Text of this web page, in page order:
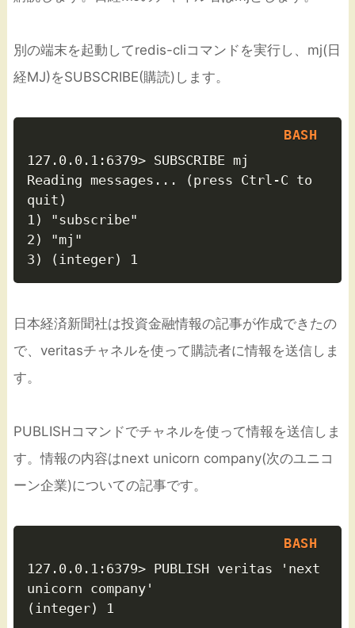
別の端末を起動してredis-cliコマンドを実行し、mj(日
経MJ)をSUBSCRIBE(購読)します。
127.0.0.1:6379> SUBSCRIBE mj
Reading messages... (press Ctrl-C to
quit)
1) "subscribe"
2) "mj"
日本経済新聞社は投資金融情報の記事が作成できたの
で、veritasチャネルを使って購読者に情報を送信しま
す。
PUBLISHコマンドでチャネルを使って情報を送信しま
す。情報の内容はnext unicorn company(次のユニコ
ーン企業)についての記事です。
127.0.0.1:6379> PUBLISH veritas 'next
unicorn company'